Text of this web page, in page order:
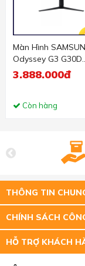
Màn Hình
Odyssey G3 G30D
LS27DG302EEXXV
inch - VA - FHD -
3.888.000đ
Còn hàng
ĐỔI
Dùng
THÔNG TIN
CHÍNH SÁCH
HỖ TRỢ KHÁCH